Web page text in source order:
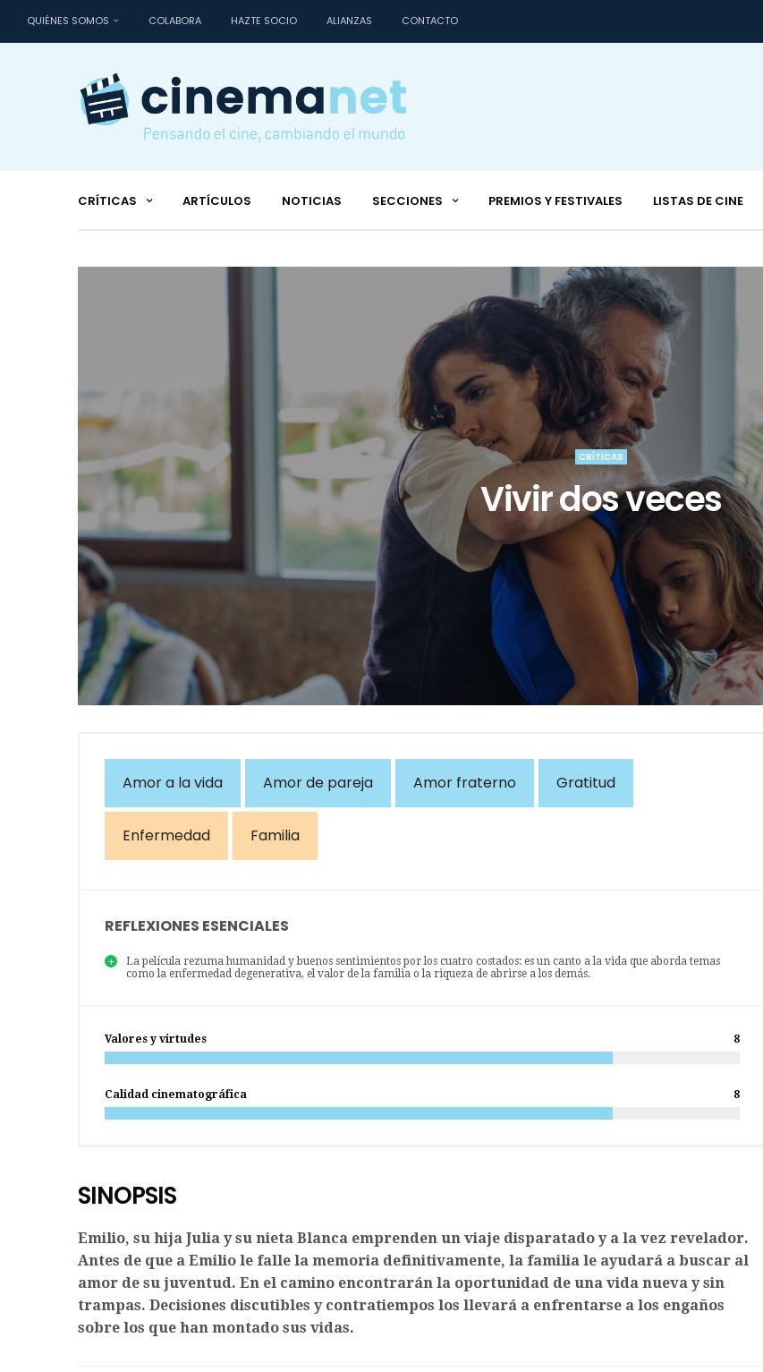
QUIÉNES SOMOS COLABORA HAZTE SOCIO ALIANZAS CONTACTO
CRÍTICAS ARTÍCULOS NOTICIAS SECCIONES PREMIOS Y FESTIVALES LISTAS DE CINE
CRÍTICAS
Vivir dos veces
Amor a la vida Amor de pareja Amor fraterno Gratitud
Enfermedad Familia
REFLEXIONES ESENCIALES
La película rezuma humanidad y buenos sentimientos por los cuatro costados: es un canto a la vida que aborda temas
como la enfermedad degenerativa, el valor de la familia o la riqueza de abrirse a los demás.
Valores y virtudes 8
Calidad cinematográfica 8
SINOPSIS
Emilio, su hija Julia y su nieta Blanca emprenden un viaje disparatado y a la vez revelador.
Antes de que a Emilio le falle la memoria definitivamente, la familia le ayudará a buscar al
amor de su juventud. En el camino encontrarán la oportunidad de una vida nueva y sin
trampas. Decisiones discutibles y contratiempos los llevará a enfrentarse a los engaños
sobre los que han montado sus vidas.